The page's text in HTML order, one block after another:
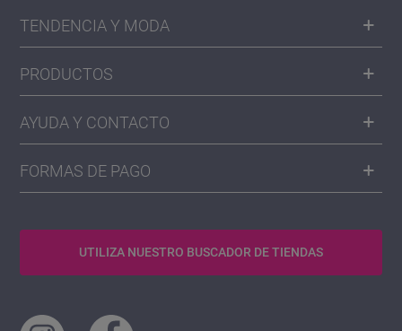
TENDENCIA Y MODA
PRODUCTOS
AYUDA Y CONTACTO
FORMAS DE PAGO
UTILIZA NUESTRO BUSCADOR DE TIENDAS